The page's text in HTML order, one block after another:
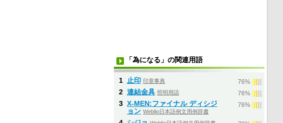
「為になる」の関連用語
1 止印 印章事典 76%
2 連結金具 照明用語 76%
3 X-MEN:ファイナル ディシジ
ョン Weblio日本語例文用例辞書
76%